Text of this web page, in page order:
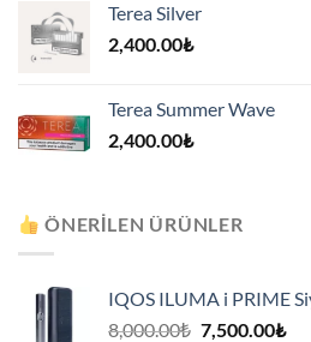
Terea Silver
2,400.00₺
Terea Summer Wave
2,400.00₺
ÖNERILEN ÜRÜNLER
IQOS ILUMA i PRIME
8,000.00₺ Orijinal
7,500.00₺Şu